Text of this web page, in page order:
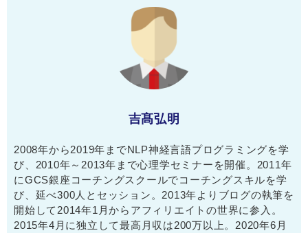
吉髙弘明
2008年から2019年までNLP神経言語プログラミングを学
び、2010年～2013年まで心理学セミナーを開催。2011年
にGCS銀座コーチングスクールでコーチングスキルを学
び、延べ300人とセッション。2013年よりブログの執筆を
開始して2014年1月からアフィリエイトの世界に参入。
2015年4月に独立して最高月収は200万以上。2020年6月